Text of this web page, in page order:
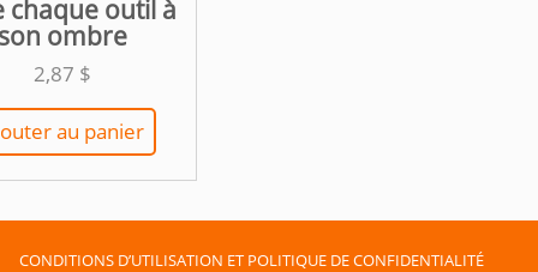
chaque outil à
son ombre
2,87 $
au panier
CONDITIONS D’UTILISATION ET POLITIQUE DE CONFIDENTIALITÉ